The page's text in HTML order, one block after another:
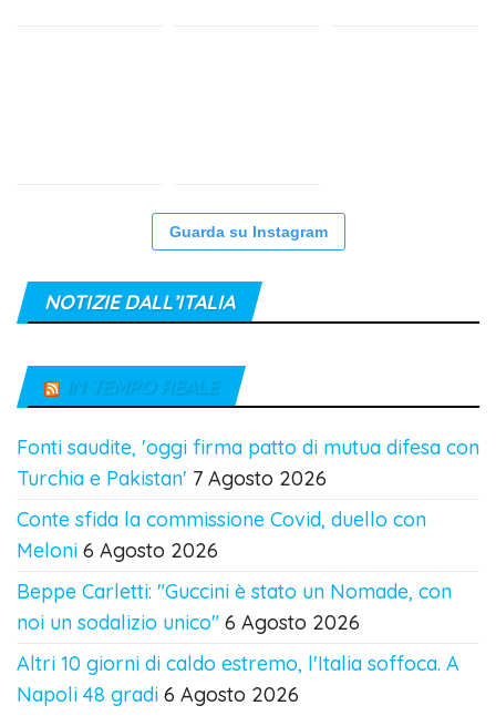
Guarda su Instagram
NOTIZIE DALL’ITALIA
IN TEMPO REALE
Fonti saudite, 'oggi firma patto di mutua difesa con
Turchia e Pakistan' 7 Agosto 2026
Conte sfida la commissione Covid, duello con
Meloni 6 Agosto 2026
Beppe Carletti: "Guccini è stato un Nomade, con
noi un sodalizio unico" 6 Agosto 2026
Altri 10 giorni di caldo estremo, l'Italia soffoca. A
Napoli 48 gradi 6 Agosto 2026